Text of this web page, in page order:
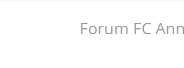
Forum FC